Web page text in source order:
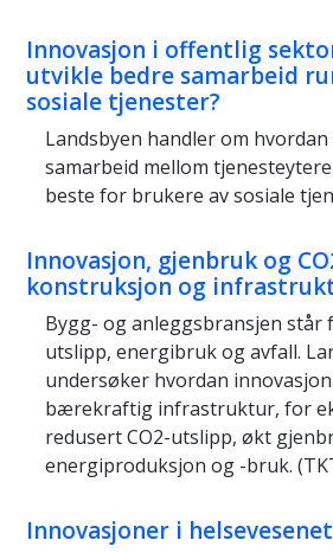
Innovasjon i offentlig
utvikle bedre samarbeid
sosiale tjenester?
Landsbyen handler om
samarbeid mellom
beste for brukere av sosiale
Innovasjon, gjenbruk og
konstruksjon og
Bygg- og anleggsbransjen står
utslipp, energibruk og avfall.
undersøker hvordan
bærekraftig infrastruktur, for
redusert CO2-utslipp, økt
energiproduksjon og -bruk.
Innovasjoner i helsevesenet